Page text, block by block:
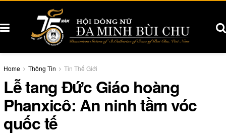
Home Thông Tin Tin Thế Giới
Lễ tang Đức Giáo hoàng
Phanxicô: An ninh tầm vóc
quốc tế